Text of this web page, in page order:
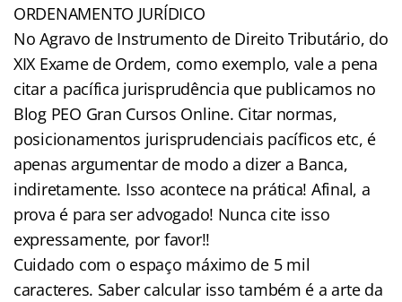
ORDENAMENTO JURÍDICO
No Agravo de Instrumento de Direito Tributário, do
XIX Exame de Ordem, como exemplo, vale a pena
citar a pacífica jurisprudência que publicamos no
Blog PEO Gran Cursos Online. Citar normas,
posicionamentos jurisprudenciais pacíficos etc, é
apenas argumentar de modo a dizer a Banca,
indiretamente. Isso acontece na prática! Afinal, a
prova é para ser advogado! Nunca cite isso
expressamente, por favor!!
Cuidado com o espaço máximo de 5 mil
caracteres. Saber calcular isso também é a arte da